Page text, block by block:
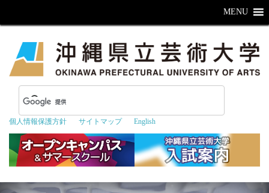
個人情報保護方針 サイトマップ English
MENU